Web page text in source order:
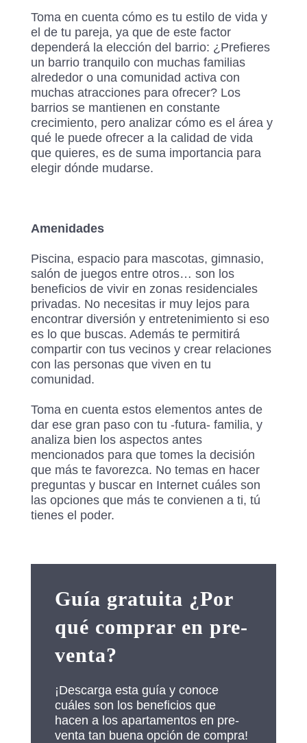
Toma en cuenta cómo es tu estilo de vida y
el de tu pareja, ya que de este factor
dependerá la elección del barrio: ¿Prefieres
un barrio tranquilo con muchas familias
alrededor o una comunidad activa con
muchas atracciones para ofrecer? Los
barrios se mantienen en constante
crecimiento, pero analizar cómo es el área y
qué le puede ofrecer a la calidad de vida
que quieres, es de suma importancia para
elegir dónde mudarse.
Amenidades
Piscina, espacio para mascotas, gimnasio,
salón de juegos entre otros… son los
beneficios de vivir en zonas residenciales
privadas. No necesitas ir muy lejos para
encontrar diversión y entretenimiento si eso
es lo que buscas. Además te permitirá
compartir con tus vecinos y crear relaciones
con las personas que viven en tu
comunidad.
Toma en cuenta estos elementos antes de
dar ese gran paso con tu -futura- familia, y
analiza bien los aspectos antes
mencionados para que tomes la decisión
que más te favorezca. No temas en hacer
preguntas y buscar en Internet cuáles son
las opciones que más te convienen a ti, tú
tienes el poder.
Guía gratuita ¿Por
qué comprar en pre-
venta?
¡Descarga esta guía y conoce
cuáles son los beneficios que
hacen a los apartamentos en pre-
venta tan buena opción de compra!